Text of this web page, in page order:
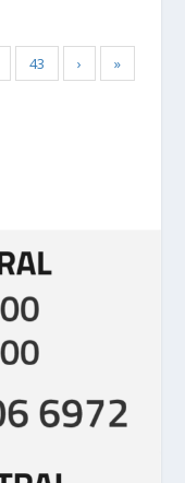
43 › »